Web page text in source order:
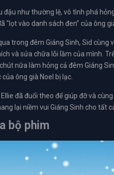
đậu như thường lệ, vô tình phá
"lọt vào danh sách đen" của ông
trong đêm Giáng Sinh, Sid
và sửa chữa lỗi lầm của mình.
nữa làm hỏng cả đêm Giáng
ông già Noel bị lạc.
đã đuổi theo để giúp đỡ và
lại niềm vui Giáng Sinh cho tất
bộ phim